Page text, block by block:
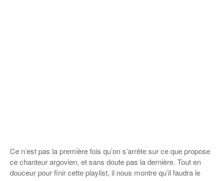
Ce n’est pas la première fois qu’on s’arrête sur ce que propose
ce chanteur argovien, et sans doute pas la dernière. Tout en
douceur pour finir cette playlist, il nous montre qu’il faudra le